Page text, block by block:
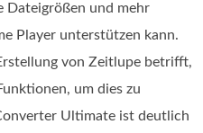
Dateigrößen und mehr
Player unterstützen kann.
von Zeitlupe betrifft,
um dies zu
Ultimate ist deutlich